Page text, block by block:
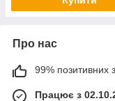
Про нас
99% позитивних з
Працює з